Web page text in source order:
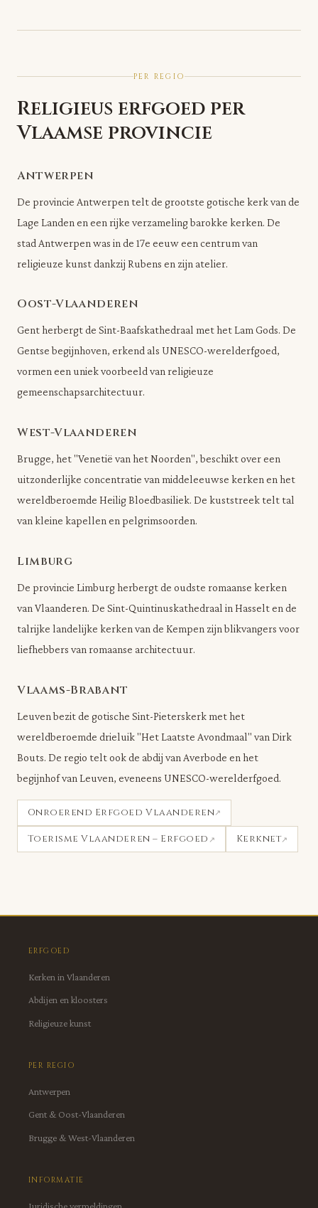
PER REGIO
Religieus erfgoed per
Vlaamse provincie
Antwerpen
De provincie Antwerpen telt de grootste gotische kerk van de
Lage Landen en een rijke verzameling barokke kerken. De
stad Antwerpen was in de 17e eeuw een centrum van
religieuze kunst dankzij Rubens en zijn atelier.
Oost-Vlaanderen
Gent herbergt de Sint-Baafskathedraal met het Lam Gods. De
Gentse begijnhoven, erkend als UNESCO-werelderfgoed,
vormen een uniek voorbeeld van religieuze
gemeenschapsarchitectuur.
West-Vlaanderen
Brugge, het "Venetië van het Noorden", beschikt over een
uitzonderlijke concentratie van middeleeuwse kerken en het
wereldberoemde Heilig Bloedbasiliek. De kuststreek telt tal
van kleine kapellen en pelgrimsoorden.
Limburg
De provincie Limburg herbergt de oudste romaanse kerken
van Vlaanderen. De Sint-Quintinuskathedraal in Hasselt en de
talrijke landelijke kerken van de Kempen zijn blikvangers voor
liefhebbers van romaanse architectuur.
Vlaams-Brabant
Leuven bezit de gotische Sint-Pieterskerk met het
wereldberoemde drieluik "Het Laatste Avondmaal" van Dirk
Bouts. De regio telt ook de abdij van Averbode en het
begijnhof van Leuven, eveneens UNESCO-werelderfgoed.
Onroerend Erfgoed Vlaanderen
Toerisme Vlaanderen – Erfgoed Kerknet
ERFGOED
Kerken in Vlaanderen
Abdijen en kloosters
Religieuze kunst
PER REGIO
Antwerpen
Gent & Oost-Vlaanderen
Brugge & West-Vlaanderen
INFORMATIE